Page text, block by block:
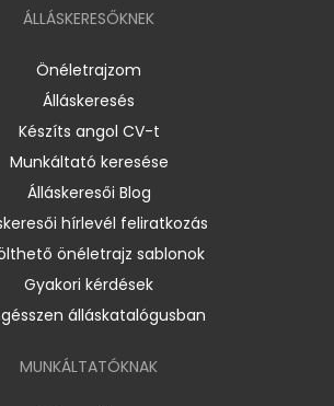
ÁLLÁSKERESŐKNEK
Önéletrajzom
Álláskeresés
Készíts angol CV-t
Munkáltató keresése
Álláskeresői Blog
hírlevél feliratkozás
önéletrajz sablonok
Gyakori kérdések
álláskatalógusban
MUNKÁLTATÓKNAK